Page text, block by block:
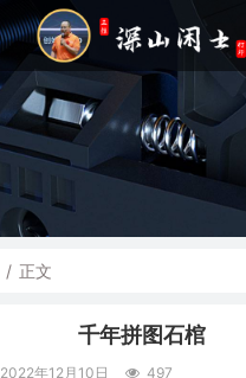
/ 正文
千年拼图石棺
2022年12月10日 497